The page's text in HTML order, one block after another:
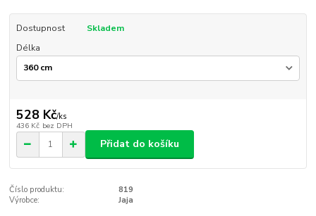
Dostupnost
Skladem
Délka
528 Kč/ks
436 Kč bez DPH
Přidat do košíku
Číslo produktu:
819
Výrobce:
Jaja